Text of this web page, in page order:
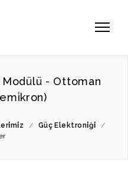
Modülü - Ottoman
/ Güç Elektroni̇ği̇
/